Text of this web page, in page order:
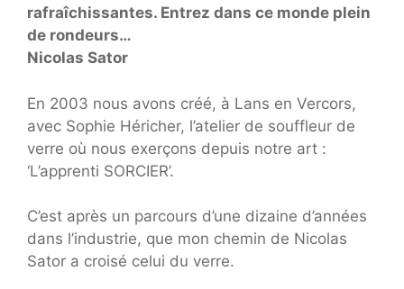
rafraîchissantes. Entrez dans ce monde plein
de rondeurs…
Nicolas Sator
En 2003 nous avons créé, à Lans en Vercors,
avec Sophie Héricher, l’atelier de souffleur de
verre où nous exerçons depuis notre art :
‘L’apprenti SORCIER’.
C’est après un parcours d’une dizaine d’années
dans l’industrie, que mon chemin de Nicolas
Sator a croisé celui du verre.